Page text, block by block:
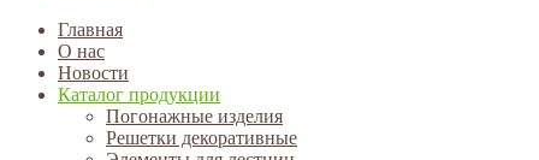
Главная
О нас
Новости
Каталог продукции
Погонажные изделия
Решетки декоративные